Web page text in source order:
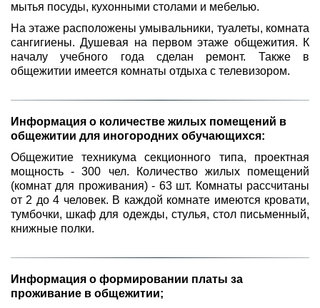
мытья посуды, кухонными столами и мебелью.
На этаже расположены умывальники, туалеты, комната
сангигиены. Душевая на первом этаже общежития. К
началу учебного года сделан ремонт. Также в
общежитии имеется комнаты отдыха с телевизором.
Информация о количестве жилых помещений в
общежитии для иногородних обучающихся:
Общежитие техникума секционного типа, проектная
мощность - 300 чел. Количество жилых помещений
(комнат для проживания) - 63 шт. Комнаты рассчитаны
от 2 до 4 человек. В каждой комнате имеются кровати,
тумбочки, шкаф для одежды, стулья, стол письменный,
книжные полки.
Информация о формировании платы за
проживание в общежитии;